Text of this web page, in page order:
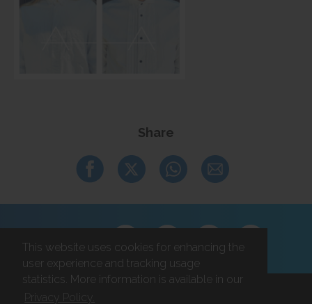
This website uses cookies for enhancing the
user experience and tracking usage
statistics. More information is available in our
Privacy Policy.
Share
Follow us